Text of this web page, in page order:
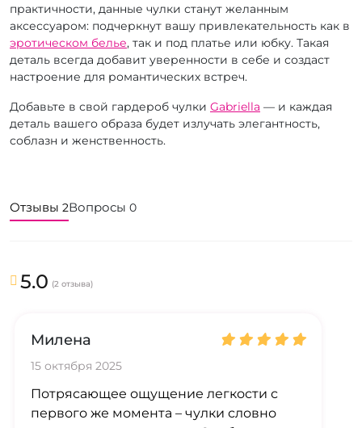
практичности, данные чулки станут желанным
аксессуаром: подчеркнут вашу привлекательность как в
эротическом белье, так и под платье или юбку. Такая
деталь всегда добавит уверенности в себе и создаст
настроение для романтических встреч.
Добавьте в свой гардероб чулки Gabriella — и каждая
деталь вашего образа будет излучать элегантность,
соблазн и женственность.
Отзывы 2Вопросы 0
5.0 (2 отзыва)
Милена
15 октября 2025
Потрясающее ощущение легкости с
первого же момента – чулки словно